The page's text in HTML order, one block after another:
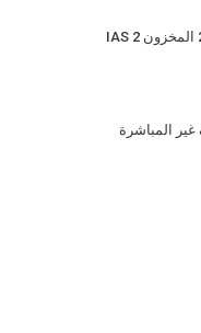
غير المباشرة